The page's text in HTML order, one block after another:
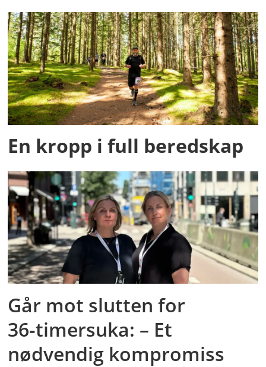
En kropp i full beredskap
Går mot slutten for
36‑timersuka: – Et
nødvendig kompromiss